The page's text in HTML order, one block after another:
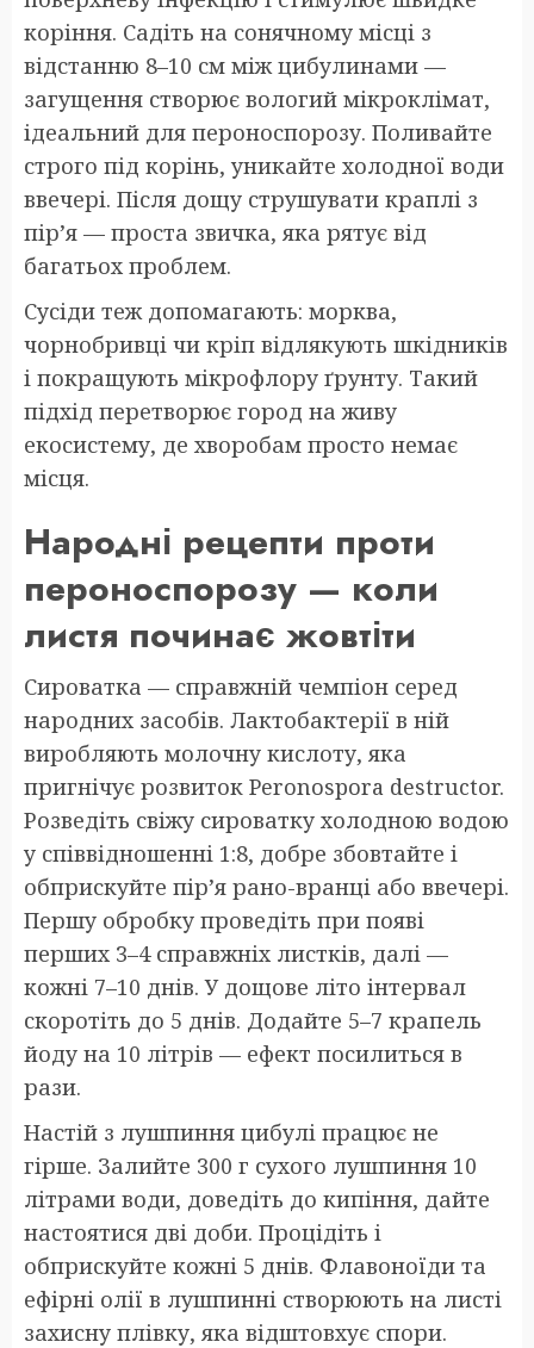
коріння. Садіть на сонячному місці з
відстанню 8–10 см між цибулинами —
загущення створює вологий мікроклімат,
ідеальний для пероноспорозу. Поливайте
строго під корінь, уникайте холодної води
ввечері. Після дощу струшувати краплі з
пір’я — проста звичка, яка рятує від
багатьох проблем.
Сусіди теж допомагають: морква,
чорнобривці чи кріп відлякують шкідників
і покращують мікрофлору ґрунту. Такий
підхід перетворює город на живу
екосистему, де хворобам просто немає
місця.
Народні рецепти проти
пероноспорозу — коли
листя починає жовтіти
Сироватка — справжній чемпіон серед
народних засобів. Лактобактерії в ній
виробляють молочну кислоту, яка
пригнічує розвиток Peronospora destructor.
Розведіть свіжу сироватку холодною водою
у співвідношенні 1:8, добре збовтайте і
обприскуйте пір’я рано-вранці або ввечері.
Першу обробку проведіть при появі
перших 3–4 справжніх листків, далі —
кожні 7–10 днів. У дощове літо інтервал
скоротіть до 5 днів. Додайте 5–7 крапель
йоду на 10 літрів — ефект посилиться в
рази.
Настій з лушпиння цибулі працює не
гірше. Залийте 300 г сухого лушпиння 10
літрами води, доведіть до кипіння, дайте
настоятися дві доби. Процідіть і
обприскуйте кожні 5 днів. Флавоноїди та
ефірні олії в лушпинні створюють на листі
захисну плівку, яка відштовхує спори.